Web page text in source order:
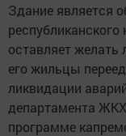
Здание является
республиканского
оставляет желать
его жильцы
ликвидации
департамента
программе